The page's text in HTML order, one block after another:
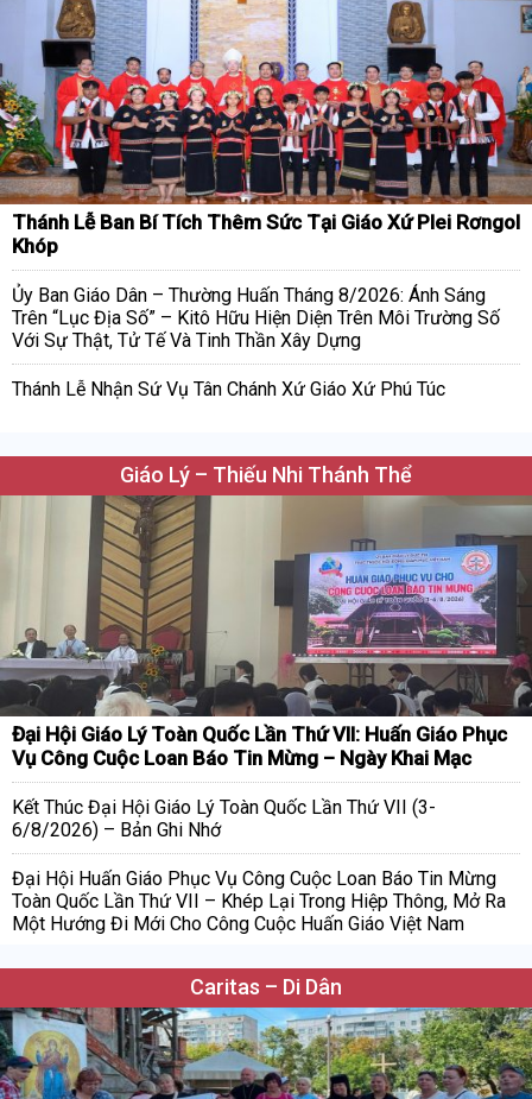
Thánh Lễ Ban Bí Tích Thêm Sức Tại Giáo Xứ Plei Rơngol
Khóp
Ủy Ban Giáo Dân – Thường Huấn Tháng 8/2026: Ánh Sáng
Trên “Lục Địa Số” – Kitô Hữu Hiện Diện Trên Môi Trường Số
Với Sự Thật, Tử Tế Và Tinh Thần Xây Dựng
Thánh Lễ Nhận Sứ Vụ Tân Chánh Xứ Giáo Xứ Phú Túc
Giáo Lý – Thiếu Nhi Thánh Thể
Đại Hội Giáo Lý Toàn Quốc Lần Thứ VII: Huấn Giáo Phục
Vụ Công Cuộc Loan Báo Tin Mừng – Ngày Khai Mạc
Kết Thúc Đại Hội Giáo Lý Toàn Quốc Lần Thứ VII (3-
6/8/2026) – Bản Ghi Nhớ
Đại Hội Huấn Giáo Phục Vụ Công Cuộc Loan Báo Tin Mừng
Toàn Quốc Lần Thứ VII – Khép Lại Trong Hiệp Thông, Mở Ra
Một Hướng Đi Mới Cho Công Cuộc Huấn Giáo Việt Nam
Caritas – Di Dân